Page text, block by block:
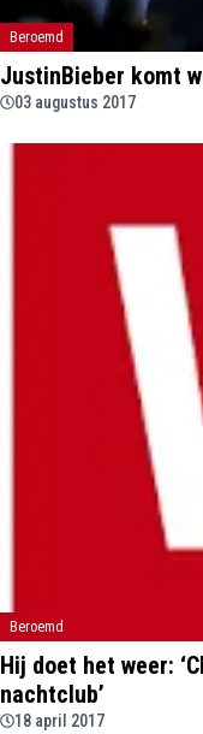
Beroemd
JustinBieber komt
03 augustus 2017
Beroemd
Hij doet het weer:
nachtclub’
18 april 2017